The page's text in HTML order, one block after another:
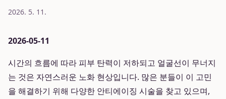
2026. 5. 11.
2026-05-11
시간의 흐름에 따라 피부 탄력이 저하되고 얼굴선이 무너지
는 것은 자연스러운 노화 현상입니다. 많은 분들이 이 고민
을 해결하기 위해 다양한 안티에이징 시술을 찾고 있으며,